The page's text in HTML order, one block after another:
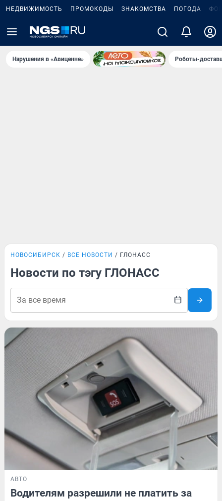
НЕДВИЖИМОСТЬ ПРОМОКОДЫ ЗНАКОМСТВА ПОГОДА
Нарушения в «Авиценне» Роботы-
НОВОСИБИРСК ВСЕ НОВОСТИ ГЛОНАСС
Новости по тэгу ГЛОНАСС
АВТО
Водителям разрешили не платить за